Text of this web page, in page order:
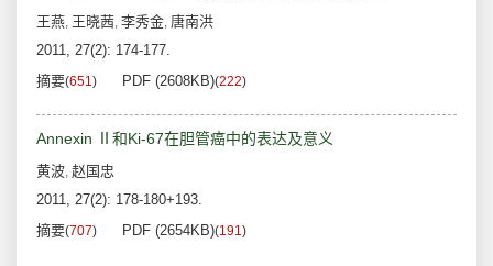
王燕, 王晓茜, 李秀金, 唐南洪
2011, 27(2): 174-177.
摘要(651) PDF (2608KB)(222)
Annexin Ⅱ和Ki-67在胆管癌中的表达及意义
黄波, 赵国忠
2011, 27(2): 178-180+193.
摘要(707) PDF (2654KB)(191)